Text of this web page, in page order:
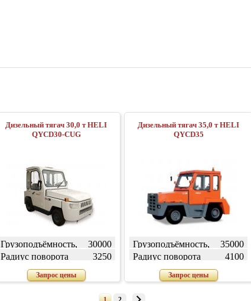
Дизельный тягач 30,0 т HELI
QYCD30-CUG
Грузоподъёмность,
кг
30000
Радиус поворота
(внешний) W, мм
3250
Запрос цены
Дизельный тягач 35,0 т HELI
QYCD35
Грузоподъёмность,
кг
35000
Радиус поворота
(внешний) W, мм
4100
Запрос цены